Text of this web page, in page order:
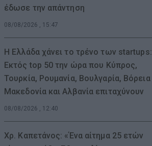
έδωσε την απάντηση
08/08/2026 , 15:47
Η Ελλάδα χάνει το τρένο των startups:
Εκτός top 50 την ώρα που Κύπρος,
Τουρκία, Ρουμανία, Βουλγαρία, Βόρεια
Μακεδονία και Αλβανία επιταχύνουν
08/08/2026 , 12:40
Χρ. Καπετάνος: «Ένα αίτημα 25 ετών